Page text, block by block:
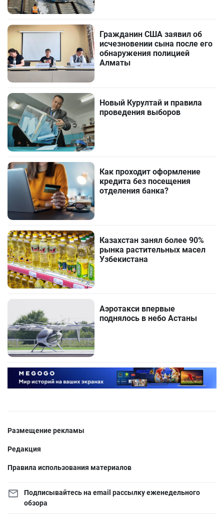
Гражданин США заявил об
исчезновении сына после его
обнаружения полицией
Алматы
Новый Курултай и правила
проведения выборов
Как проходит оформление
кредита без посещения
отделения банка?
Казахстан занял более 90%
рынка растительных масел
Узбекистана
Аэротакси впервые
поднялось в небо Астаны
Размещение рекламы
Редакция
Правила использования материалов
Подписывайтесь на email рассылку еженедельного
обзора